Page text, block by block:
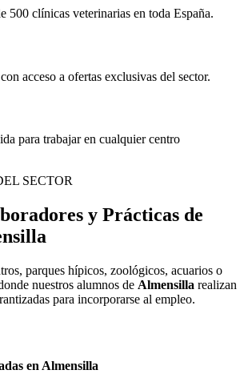
500 clínicas veterinarias en toda España.
acceso a ofertas exclusivas del sector.
para trabajar en cualquier centro
SECTOR
y Prácticas de
parques hípicos, zoológicos, acuarios o
nuestros alumnos de Almensilla realizan
para incorporarse al empleo.
en Almensilla